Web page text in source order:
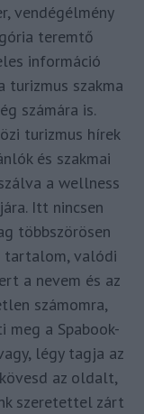
vendégélmény
teremtő
információ
szakma
számára is.
turizmus hírek
és szakmai
a wellness
Itt nincsen
többszörösen
tartalom, valódi
a nevem és az
számomra,
meg a Spabook-
légy tagja az
az oldalt,
szeretettel zárt